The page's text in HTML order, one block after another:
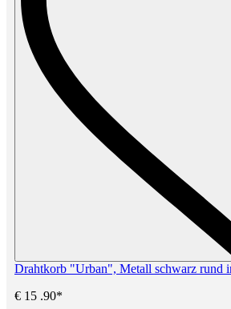
Drahtkorb "Urban", Metall schwarz rund
€ 15 .90*